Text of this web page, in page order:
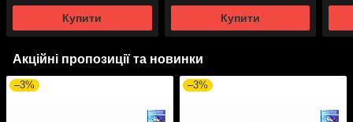
Купити Купити
Акційні пропозиції та новинки
–3% –3%